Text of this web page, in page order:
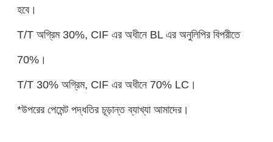
হবে।
T/T অগ্রিম 30%, CIF এর অধীনে BL এর অনুলিপির বিপরীতে
70%।
T/T 30% অগ্রিম, CIF এর অধীনে 70% LC।
*উপরের পেমেন্ট পদ্ধতির চূড়ান্ত ব্যাখ্যা আমাদের।